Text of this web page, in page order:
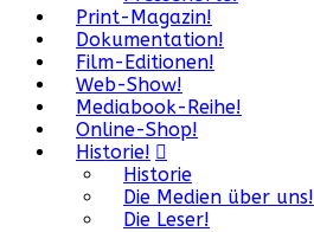
Print-Magazin!
Dokumentation!
Film-Editionen!
Web-Show!
Mediabook-Reihe!
Online-Shop!
Historie!
Historie
Die Medien über uns!
Die Leser!